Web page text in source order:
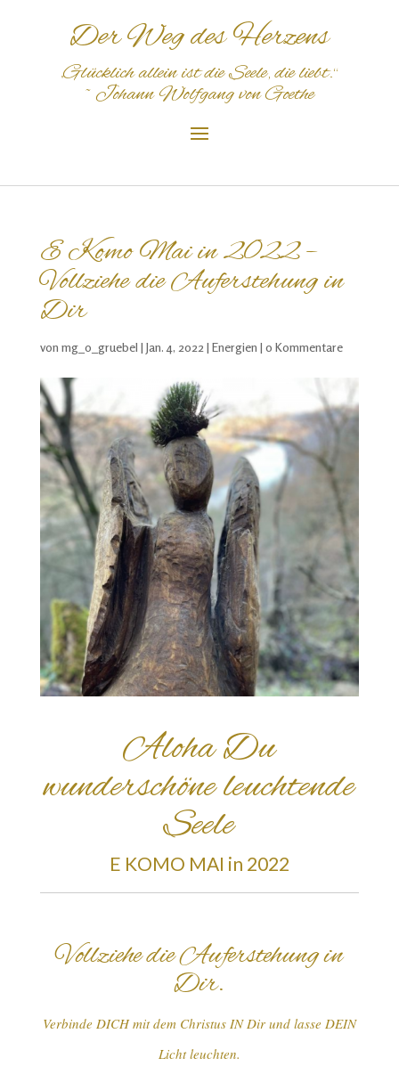
Der Weg des Herzens
„GlücklichalleinistdieSeele,dieliebt.“
~ Johann Wolfgang von Goethe
E Komo Mai in 2022 –
Vollziehe die Auferstehung in
Dir
von mg_o_gruebel | Jan. 4, 2022 | Energien | 0 Kommentare
Aloha Du
wunderschöne leuchtende
Seele
E KOMO MAI in 2022
Vollziehe die Auferstehung in
Dir.
Verbinde DICH mit dem Christus IN Dir und lasse DEIN
Licht leuchten.